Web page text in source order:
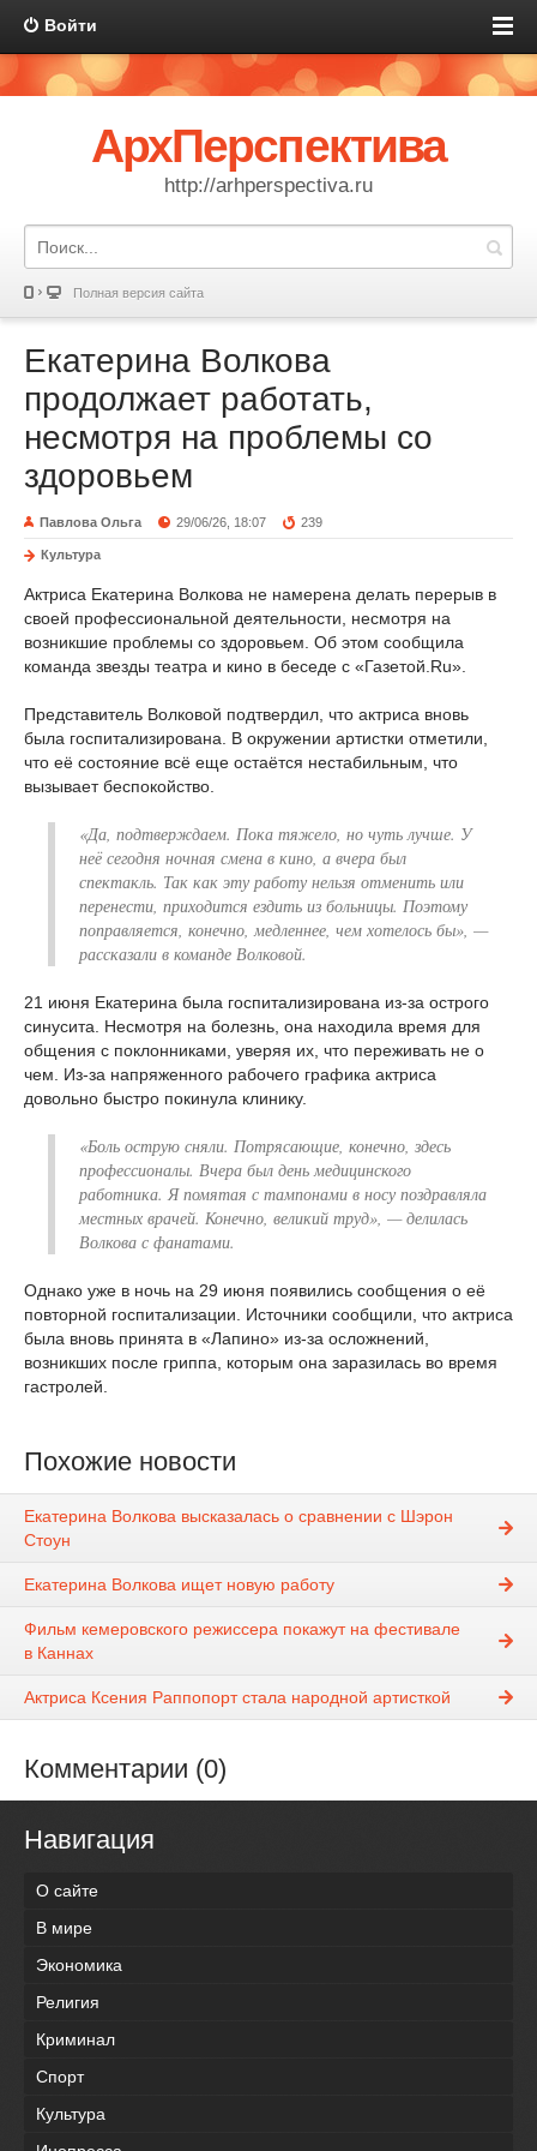
Войти
АрхПерспектива
http://arhperspectiva.ru
Полная версия сайта
Екатерина Волкова
продолжает работать,
несмотря на проблемы со
здоровьем
Павлова Ольга 29/06/26, 18:07 239
Культура
Актриса Екатерина Волкова не намерена делать перерыв в
своей профессиональной деятельности, несмотря на
возникшие проблемы со здоровьем. Об этом сообщила
команда звезды театра и кино в беседе с «Газетой.Ru».
Представитель Волковой подтвердил, что актриса вновь
была госпитализирована. В окружении артистки отметили,
что её состояние всё еще остаётся нестабильным, что
вызывает беспокойство.
«Да, подтверждаем. Пока тяжело, но чуть лучше. У
неё сегодня ночная смена в кино, а вчера был
спектакль. Так как эту работу нельзя отменить или
перенести, приходится ездить из больницы. Поэтому
поправляется, конечно, медленнее, чем хотелось бы», —
рассказали в команде Волковой.
21 июня Екатерина была госпитализирована из-за острого
синусита. Несмотря на болезнь, она находила время для
общения с поклонниками, уверяя их, что переживать не о
чем. Из-за напряженного рабочего графика актриса
довольно быстро покинула клинику.
«Боль острую сняли. Потрясающие, конечно, здесь
профессионалы. Вчера был день медицинского
работника. Я помятая с тампонами в носу поздравляла
местных врачей. Конечно, великий труд», — делилась
Волкова с фанатами.
Однако уже в ночь на 29 июня появились сообщения о её
повторной госпитализации. Источники сообщили, что актриса
была вновь принята в «Лапино» из-за осложнений,
возникших после гриппа, которым она заразилась во время
гастролей.
Похожие новости
Екатерина Волкова высказалась о сравнении с Шэрон
Стоун
Екатерина Волкова ищет новую работу
Фильм кемеровского режиссера покажут на фестивале
в Каннах
Актриса Ксения Раппопорт стала народной артисткой
Комментарии (0)
Навигация
О сайте
В мире
Экономика
Религия
Криминал
Спорт
Культура